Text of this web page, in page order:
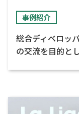
事例紹介
総合ディベロッ
の交流を目的と